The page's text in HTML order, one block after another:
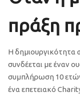
πράξη
Η δημιουργικότητα
συνδέεται με έναν
συμπλήρωση 10
ένα επετειακό